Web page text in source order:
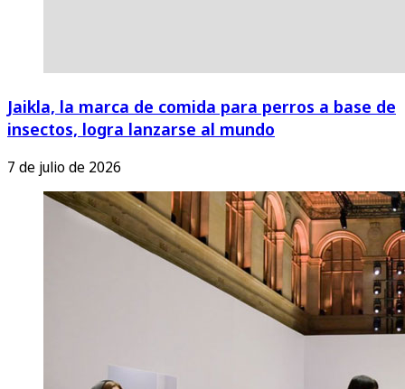
Jaikla, la marca de comida para perros a base de
insectos, logra lanzarse al mundo
7 de julio de 2026